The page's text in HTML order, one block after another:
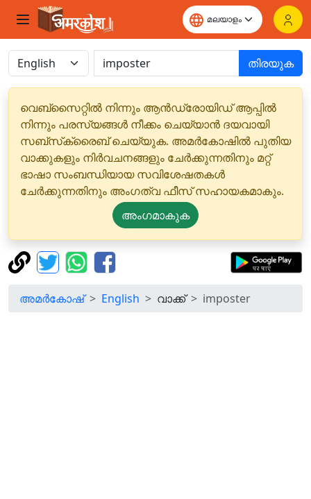
തിരയുക
വെബ്‌സൈറ്റിൽ നിന്നും ആൻഡ്രോയിഡ് ആപ്പിൽ
നിന്നും പരസ്യങ്ങൾ നീക്കം ചെയ്യാൻ ദയവായി
സബ്‌സ്‌ക്രൈബ് ചെയ്യുക. അമർകോഷിൽ പുതിയ
വാക്കുകളും നിർവചനങ്ങളും ചേർക്കുന്നതിനും മറ്റ്
ഭാഷാ സംബന്ധിയായ സവിശേഷതകൾ
ചേർക്കുന്നതിനും അംഗത്വ ഫീസ് സഹായകമാകും.
അംഗമാകുക
അമർകോഷ് English വാക്ക് imposter